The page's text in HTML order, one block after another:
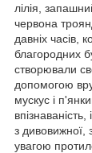
лілія,
червона
давніх часів,
благородних
створювали
допомогою
мускус і
з дивовижної,
увагою